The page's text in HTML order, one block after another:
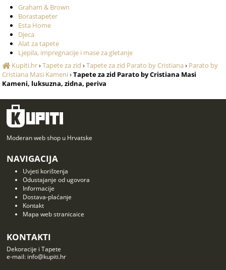
Graham & Brown
Borastapeter
Esta Home
Djeca
Alat za tapete
Ljepila, impregnacije i mase za gletanje
Kupiti.hr›Tapete za zid ›Tapete za zid Parato by Cristiana› Parato by
Cristiana Masi Kameni›Tapete za zid Parato by Cristiana Masi
Kameni, luksuzna, zidna, periva
Moderan web shop u Hrvatske
NAVIGACIJA
Uvjeti korištenja
Odustajanje od ugovora
Informacije
Dostava-plaćanje
Kontakt
Mapa web stranicaice
KONTAKTI
Dekoracije i Tapete
e-mail: info@kupiti.hr